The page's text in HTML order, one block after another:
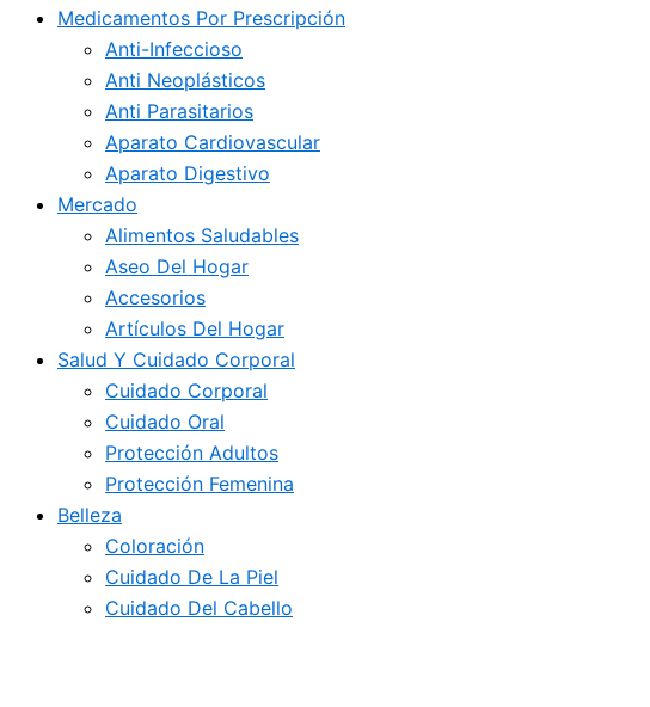
Medicamentos Por Prescripción
Anti-Infeccioso
Anti Neoplásticos
Anti Parasitarios
Aparato Cardiovascular
Aparato Digestivo
Mercado
Alimentos Saludables
Aseo Del Hogar
Accesorios
Artículos Del Hogar
Salud Y Cuidado Corporal
Cuidado Corporal
Cuidado Oral
Protección Adultos
Protección Femenina
Belleza
Coloración
Cuidado De La Piel
Cuidado Del Cabello